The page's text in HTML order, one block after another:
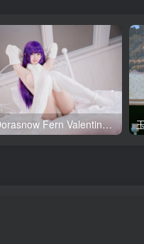
SallyDorasnow Fern Valentine [50P-353MB]